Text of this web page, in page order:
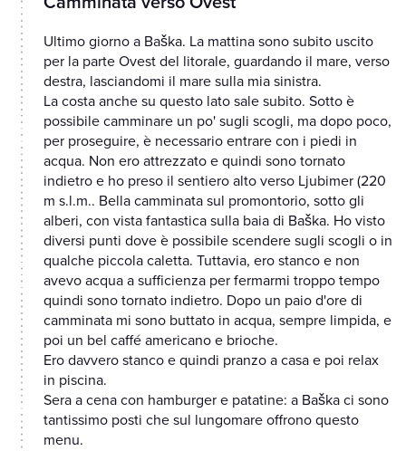
Ultimo giorno a Baška. La mattina sono subito uscito
per la parte Ovest del litorale, guardando il mare, verso
destra, lasciandomi il mare sulla mia sinistra.
La costa anche su questo lato sale subito. Sotto è
possibile camminare un po' sugli scogli, ma dopo poco,
per proseguire, è necessario entrare con i piedi in
acqua. Non ero attrezzato e quindi sono tornato
indietro e ho preso il sentiero alto verso Ljubimer (220
m s.l.m.. Bella camminata sul promontorio, sotto gli
alberi, con vista fantastica sulla baia di Baška. Ho visto
diversi punti dove è possibile scendere sugli scogli o in
qualche piccola caletta. Tuttavia, ero stanco e non
avevo acqua a sufficienza per fermarmi troppo tempo
quindi sono tornato indietro. Dopo un paio d'ore di
camminata mi sono buttato in acqua, sempre limpida, e
poi un bel caffé americano e brioche.
Ero davvero stanco e quindi pranzo a casa e poi relax
in piscina.
Sera a cena con hamburger e patatine: a Baška ci sono
tantissimo posti che sul lungomare offrono questo
menu.